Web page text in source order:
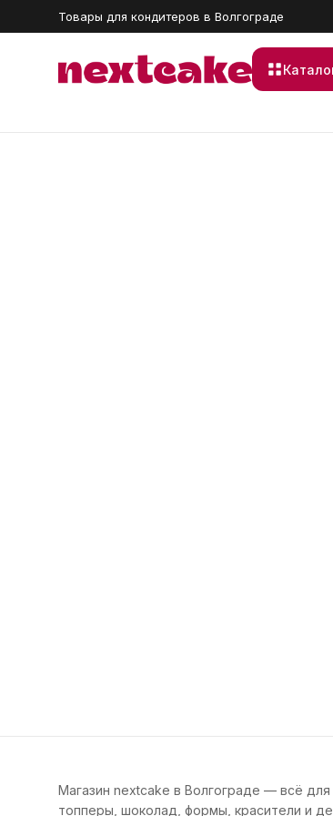
Товары для кондитеров в Волгограде
Магазин nextcake в Волгограде — всё
топперы, шоколад, формы, красители и